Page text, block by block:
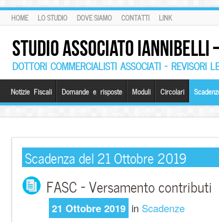
HOME LO STUDIO DOVE SIAMO CONTATTI LINK
STUDIO ASSOCIATO
DOTTORI COMMERCIALISTI ASSOCIATI – REVISORI
Notizie Fiscali Domande e risposte Moduli Circolari
Scadenza del 21 Ottobre 2019
FASC – Versamento contributi
21 Ottobre 2019 in Scadenze